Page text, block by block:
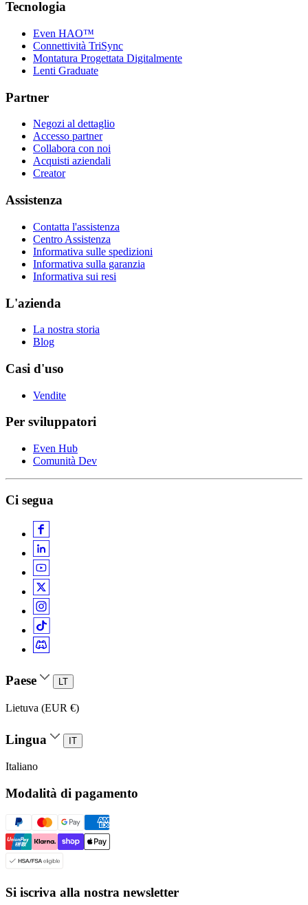
Tecnologia
Even HAO™
Connettività TriSync
Montatura Progettata Digitalmente
Lenti Graduate
Partner
Negozi al dettaglio
Accesso partner
Collabora con noi
Acquisti aziendali
Creator
Assistenza
Contatta l'assistenza
Centro Assistenza
Informativa sulle spedizioni
Informativa sulla garanzia
Informativa sui resi
L'azienda
La nostra storia
Blog
Casi d'uso
Vendite
Per sviluppatori
Even Hub
Comunità Dev
Ci segua
Paese LT
Lietuva (EUR €)
Lingua IT
Italiano
Modalità di pagamento
Si iscriva alla nostra newsletter